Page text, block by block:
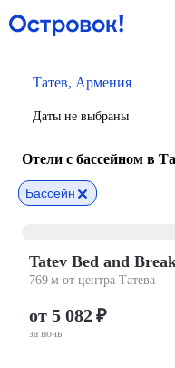
Татев, Армения
Даты не выбраны
Отели с бассейном в
Бассейн
Tatev Bed and
769 м от центра Татева
от 5 082 ₽
за ночь